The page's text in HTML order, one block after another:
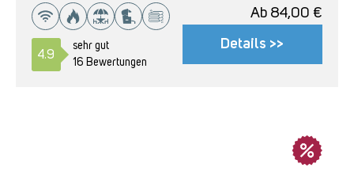
4.9
sehr gut
16 Bewertungen
Ab 84,00 €
Details >>